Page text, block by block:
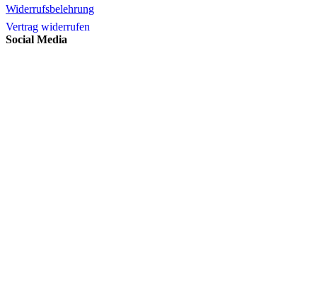
Widerrufsbelehrung
Vertrag widerrufen
Social Media